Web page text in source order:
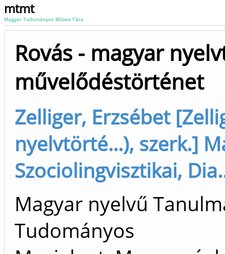
mtmt
Magyar Tudományos Művek Tára
Rovás - magyar
művelődéstörténet
Zelliger, Erzsébet
nyelvtörté...), szerk.]
Szociolingvisztikai,
Magyar nyelvű
Tudományos